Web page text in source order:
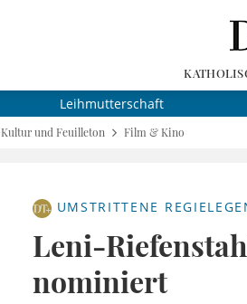
Leihmutterschaft
Kultur und Feuilleton Film & Kino
UMSTRITTENE
Leni-
nominiert